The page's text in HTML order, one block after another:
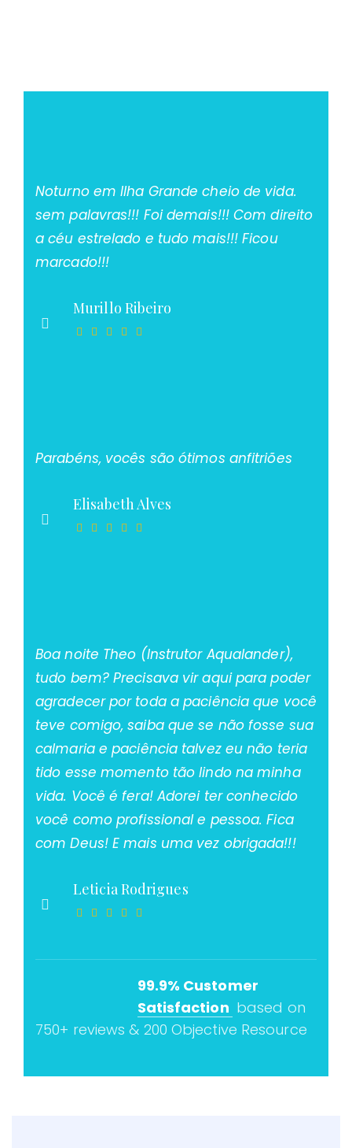
Noturno em Ilha Grande cheio de vida.
sem palavras!!! Foi demais!!! Com direito
a céu estrelado e tudo mais!!! Ficou
marcado!!!
Murillo Ribeiro
Parabéns, vocês são ótimos anfitriões
Elisabeth Alves
Boa noite Theo (Instrutor Aqualander),
tudo bem? Precisava vir aqui para poder
agradecer por toda a paciência que você
teve comigo, saiba que se não fosse sua
calmaria e paciência talvez eu não teria
tido esse momento tão lindo na minha
vida. Você é fera! Adorei ter conhecido
você como profissional e pessoa. Fica
com Deus! E mais uma vez obrigada!!!
Leticia Rodrigues
99.9% Customer
Satisfaction based on
750+ reviews & 200 Objective Resource